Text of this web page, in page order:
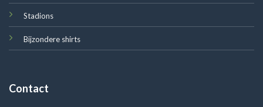
Stadions
Bijzondere shirts
Contact